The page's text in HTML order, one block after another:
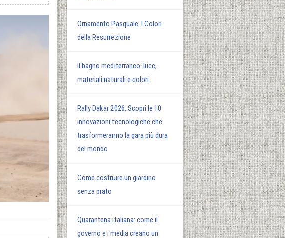
Ornamento Pasquale: I Colori
della Resurrezione
Il bagno mediterraneo: luce,
materiali naturali e colori
Rally Dakar 2026: Scopri le 10
innovazioni tecnologiche che
trasformeranno la gara più dura
del mondo
Come costruire un giardino
senza prato
Quarantena italiana: come il
governo e i media creano un